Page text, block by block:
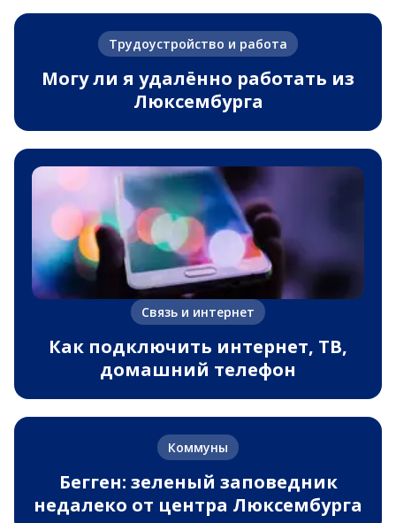
Трудоустройство и работа
Могу ли я удалённо работать из
Люксембурга
Связь и интернет
Как подключить интернет, ТВ,
домашний телефон
Коммуны
Бегген: зеленый заповедник
недалеко от центра Люксембурга